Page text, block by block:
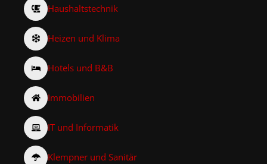
Haushaltstechnik
Heizen und Klima
Hotels und B&B
Immobilien
IT und Informatik
Klempner und Sanitär